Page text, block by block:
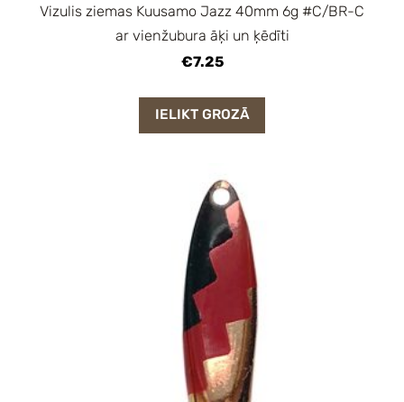
Vizulis ziemas Kuusamo Jazz 40mm 6g #C/BR-C
ar vienžubura āķi un ķēdīti
€7.25
IELIKT GROZĀ